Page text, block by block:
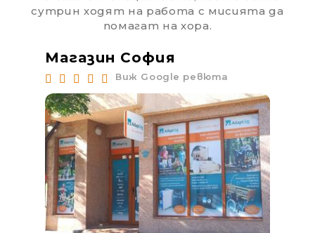
сутрин ходят на работа с мисията да
помагат на хора.
Магазин София
Виж Google ревюта